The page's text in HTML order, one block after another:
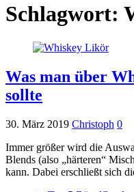
Schlagwort:
Was man über
sollte
30. März 2019 Christoph 0
Immer größer wird die
Blends (also „härteren“
kann. Dabei erschließt sich